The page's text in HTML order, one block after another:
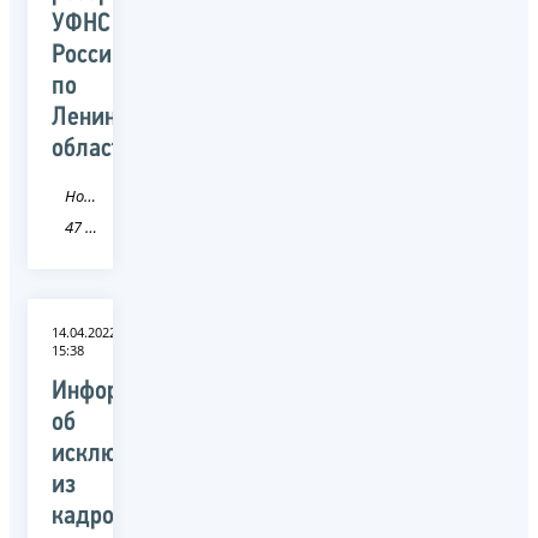
УФНС
России
по
Ленинградской
области
Новость
47 Ленинградская область
14.04.2022
15:38
Информация
об
исключении
из
кадрового